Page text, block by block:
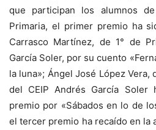
que participan los alumnos
Primaria, el primer premio ha
Carrasco Martínez, de 1° de
García Soler, por su cuento
la luna»; Ángel José López Vera,
del CEIP Andrés García Soler
premio por «Sábados en lo de
el tercer premio ha recaído en la